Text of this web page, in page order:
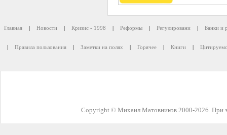
Главная | Новости | Кризис - 1998 | Реформы | Регулировани | Банки и
| Правила пользования | Заметки на полях | Горячее | Книги |
Copyright © Михаил Матовников 2000-2026. При